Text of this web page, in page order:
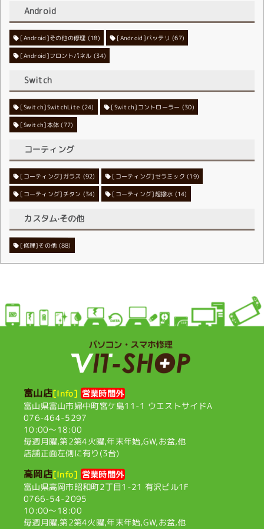
Android
[Android]その他の修理 (18) [Android]バッテリ (67)
[Android]フロントパネル (34)
Switch
[Switch]SwitchLite (24) [Switch]コントローラー (30)
[Switch]本体 (77)
コーティング
[コーティング]ガラス (92) [コーティング]セラミック (19)
[コーティング]チタン (34) [コーティング]超撥水 (14)
カスタム·その他
[修理]その他 (88)
富山店[Info] 営業時間外
富山県富山市婦中町宮ケ島11-1 ウエストサイドA
076-464-5297
10:00〜18:00
毎週月曜,第2第4火曜,年末年始,GW,お盆,他
店舗正面左側に有り(3台)
高岡店[Info] 営業時間外
富山県高岡市昭和町2丁目1-21 有沢ビル1F
0766-54-2095
10:00〜18:00
毎週月曜,第2第4火曜,年末年始,GW,お盆,他